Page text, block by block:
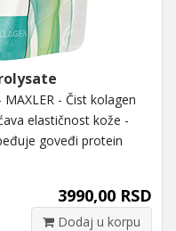
MAXLER - Čist kolagen
elastičnost kože -
goveđi protein
3990,00 RSD
Dodaj u korpu